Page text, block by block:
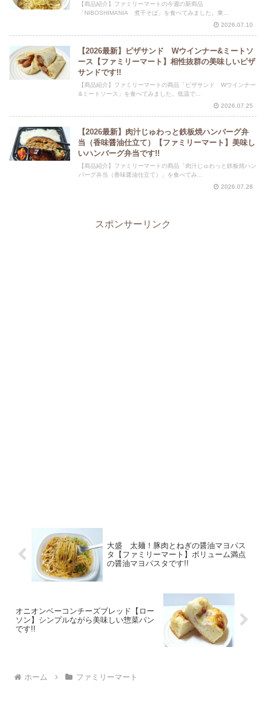
【商品紹介】ファミリーマートの今週の新商品
「NIBOSHIMANIA 煮干そば」を食べてみました。東...
2026.07.10
【2026最新】ピザサンド Wウインナー&ミートソ
ース【ファミリーマート】相性抜群の美味しいピザ
サンドです!!
【商品紹介】ファミリーマートの商品「ピザサンド Wウインナー
&ミートソース」を食べてみました。低温で...
2026.07.25
【2026最新】肉汁じゅわっと鉄板焼ハンバーグ弁
当（香味醤油仕立て）【ファミリーマート】美味し
いハンバーグ弁当です!!
【商品紹介】ファミリーマートの商品「肉汁じゅわっと鉄板焼ハン
バーグ弁当（香味醤油仕立て）」を食べてみ...
2026.07.28
スポンサーリンク
大盛 太麺！豚肉とねぎの醤油マヨパス
タ【ファミリーマート】ボリューム満点
の醤油マヨパスタです!!
オニオンベーコンチーズブレッド【ロー
ソン】シンプルながら美味しい惣菜パン
です!!
ホーム ファミリーマート